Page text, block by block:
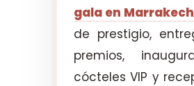
gala en Marrakech
de prestigio,
premios,
cócteles VIP y